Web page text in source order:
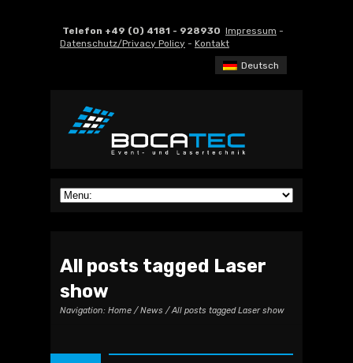
Telefon +49 (0) 4181 - 928930 Impressum -
Datenschutz/Privacy Policy - Kontakt
Deutsch
All posts tagged Laser
show
Navigation: Home /News / All posts tagged Laser show